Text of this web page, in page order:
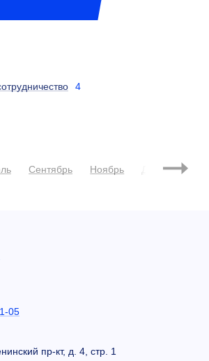
4
Сентябрь Ноябрь Декабрь
05
пр-кт, д. 4, стр. 1